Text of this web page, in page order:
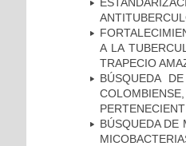
A LA
TRAPECIO
BÚSQUEDA
BÚSQUEDA DE